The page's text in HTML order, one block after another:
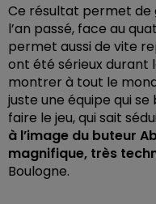
Ce résultat permet de
l’an passé, face au
permet aussi de vite
ont été sérieux durant
montrer à tout le
juste une équipe qui se
faire le jeu, qui sait
à l’image du buteur
magnifique, très
Boulogne.